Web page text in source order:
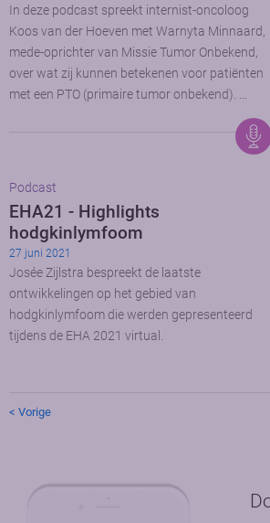
In deze podcast spreekt internist-oncoloog
Koos van der Hoeven met Warnyta Minnaard,
mede-oprichter van Missie Tumor Onbekend,
over wat zij kunnen betekenen voor patiënten
met een PTO (primaire tumor onbekend). …
Podcast
EHA21 - Highlights
hodgkinlymfoom
27 juni 2021
Josée Zijlstra bespreekt de laatste
ontwikkelingen op het gebied van
hodgkinlymfoom die werden gepresenteerd
tijdens de EHA 2021 virtual.
< Vorige